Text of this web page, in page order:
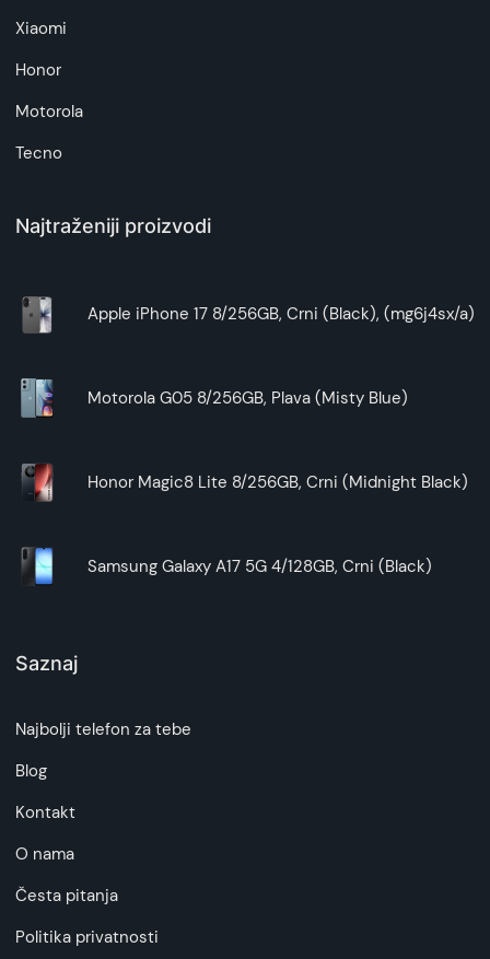
Xiaomi
Honor
Motorola
Tecno
Najtraženiji proizvodi
Apple iPhone 17 8/256GB, Crni (Black), (mg6j4sx/a)
Motorola G05 8/256GB, Plava (Misty Blue)
Honor Magic8 Lite 8/256GB, Crni (Midnight Black)
Samsung Galaxy A17 5G 4/128GB, Crni (Black)
Saznaj
Najbolji telefon za tebe
Blog
Kontakt
O nama
Česta pitanja
Politika privatnosti